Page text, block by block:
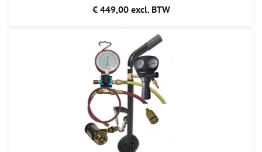
€ 449,00 excl. BTW